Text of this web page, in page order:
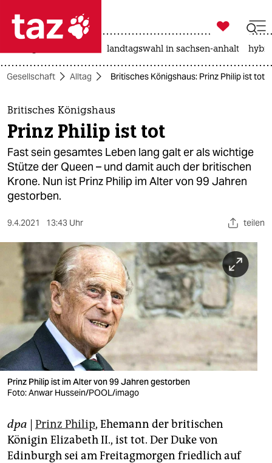
 taz zahl ich
taz zahl ich
themen
politik
öko
gesellschaft
kultur
sport
berlin
nord
wahrheit
verlag
verlag
shop
fragen & hilfe

taz zahl ich
landtagswahl in sachsen-anhalt
Gesellschaft Alltag Britisches Königshaus: Prinz Philip ist tot
Britisches Königshaus
Prinz Philip ist tot
Fast sein gesamtes Leben lang galt er als wichtige
Stütze der Queen – und damit auch der britischen
Krone. Nun ist Prinz Philip im Alter von 99 Jahren
gestorben.
9.4.2021 13:43 Uhr teilen
Prinz Philip ist im Alter von 99 Jahren gestorben
Foto: Anwar Hussein/POOL/imago
dpa | Prinz Philip, Ehemann der britischen
Königin Elizabeth II., ist tot. Der Duke von
Edinburgh sei am Freitagmorgen friedlich auf